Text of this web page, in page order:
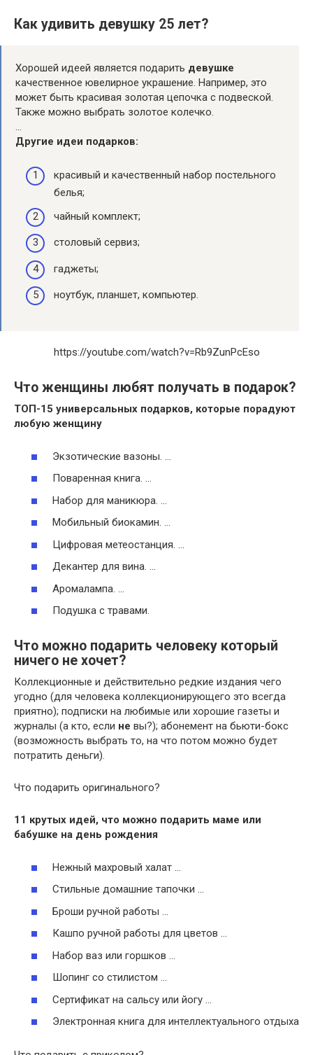
Как удивить девушку 25 лет?
Хорошей идеей является подарить девушке
качественное ювелирное украшение. Например, это
может быть красивая золотая цепочка с подвеской.
Также можно выбрать золотое колечко.
Другие идеи подарков:
красивый и качественный набор постельного
белья;
чайный комплект;
столовый сервиз;
гаджеты;
ноутбук, планшет, компьютер.
https://youtube.com/watch?v=Rb9ZunPcEso
Что женщины любят получать в подарок?
ТОП-15 универсальных подарков, которые порадуют
любую женщину
Экзотические вазоны. …
Поваренная книга. …
Набор для маникюра. …
Мобильный биокамин. …
Цифровая метеостанция. …
Декантер для вина. …
Аромалампа. …
Подушка с травами.
Что можно подарить человеку который
ничего не хочет?
Коллекционные и действительно редкие издания чего
угодно (для человека коллекционирующего это всегда
приятно); подписки на любимые или хорошие газеты и
журналы (а кто, если не вы?); абонемент на бьюти-бокс
(возможность выбрать то, на что потом можно будет
потратить деньги).
Что подарить оригинального?
11 крутых идей, что можно подарить маме или
бабушке на день рождения
Нежный махровый халат …
Стильные домашние тапочки …
Броши ручной работы …
Кашпо ручной работы для цветов …
Набор ваз или горшков …
Шопинг со стилистом …
Сертификат на сальсу или йогу …
Электронная книга для интеллектуального отдыха